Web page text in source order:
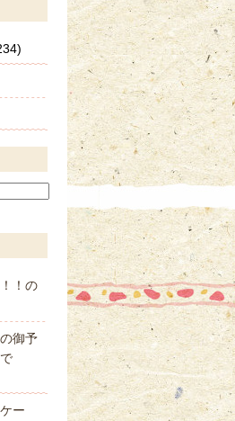
！の
御予
ー